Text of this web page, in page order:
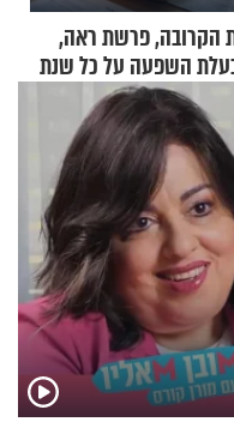
הקרובה, פרשת ראה,
השפעה על כל שנת